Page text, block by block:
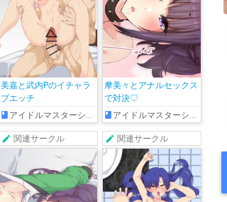
美嘉と武内Pのイチャラ
ブエッチ
アイドルマスターシンデレラガールズ
摩美々とアナルセックス
で対決♡
アイドルマスターシャイニーカラーズ
関連サークル 関連サークル